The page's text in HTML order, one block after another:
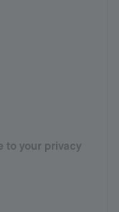
to your privacy